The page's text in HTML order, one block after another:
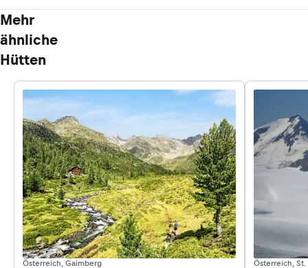
Mehr
ähnliche
Hütten
Österreich, Gaimberg Österreich,